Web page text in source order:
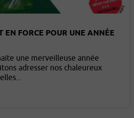
EN FORCE POUR UNE ANNÉE
une merveilleuse année
adresser nos chaleureux